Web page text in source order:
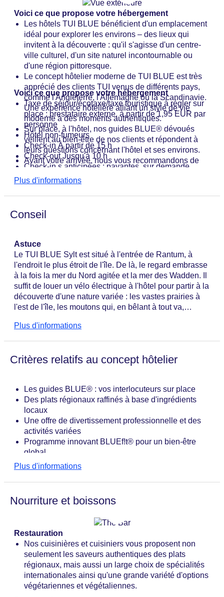
Voici ce que propose votre hébergement
Les hôtels TUI BLUE bénéficient d'un emplacement
idéal pour explorer les environs – des lieux qui
invitent à la découverte : qu'il s'agisse d'un centre-
ville culturel, d'un site naturel incontournable ou
d'une région pittoresque.
Le concept hôtelier moderne de TUI BLUE est très
apprécié des clients TUI venus de différents pays,
comme l'Angleterre, l'Allemagne ou la Scandinavie.
Une expérience hôtelière alliant un style de vie
moderne à des moments authentiques.
Sur place, à l'hôtel, nos guides BLUE® dévoués
veillent au bien-être de nos clients et répondent à
leurs questions concernant l'hôtel et ses environs.
Avant votre arrivée, nous vous recommandons de
et Android afin d’obtenir toutes les informations sur
réservation ou les demandes de service. Si vous
avec d’autres clients ou les guides BLUE®.
Voici ce que propose votre hébergement
Taxe de séjour/écotaxe/taxe touristique à régler sur
place : prestataire externe, à partir de 1,95 EUR par
personne
Hôtel non-fumeurs
Check-in À partir de 15 h
Check-out Jusqu'à 10 h
Check-in s anticipées : payantes, sur demande
Check-out s tardives : payantes, sur demande
Réception : ouverte 24 heures sur 24, langues :
allemand, anglais
Accueil des visiteurs : langues : allemand, anglais
Espaces verts, cour intérieure végétalisée, terrasse
ensoleillée
Piscines : 2
Piscine « Piscine intérieure du TUI BLUE Spa » :
janvier - décembre, accès gratuit, Indoor, eau douce,
couverte : janvier - décembre, chauffée : janvier -
décembre, dans l'espace bien-être, transats : accès
gratuit, chaises longues : accès gratuit
Piscine pour enfants « Piscine pour enfants au TUI
janvier - décembre, dans l'espace bien-être, transats
: gratuits, chaises longues : gratuites
Boutique de souvenirs, galerie marchande,
supérette
Internet : Wi-Fi, dans tout l'hôtel (complexe) : gratuit
Laverie : gratuite
Modes de paiement : TUI Card / VISA, MasterCard,
American Express, carte EC/Maestro
Animaux de compagnie : chiens admis : environ 22
obligatoires
Possibilités de stationnement : parking (selon
aucune demande ni réservation nécessaire
salles de réunion climatisées, lumière naturelle,
matériel de réunion : payant, Coffee Breaks: environ
7 EUR par personne
Nombre de bâtiments : 15, étages : 2, chambres :
159, maisons de vacances : 12, dépendances : 3,
appartements : 159
Catégorie nationale : pas de classement par étoiles
Plus d'informations
Conseil
Astuce
Le TUI BLUE Sylt est situé à l'entrée de Rantum, à
l'endroit le plus étroit de l'île. De là, le regard embrasse
à la fois la mer du Nord agitée et la mer des Wadden. Il
suffit de louer un vélo électrique à l'hôtel pour partir à la
découverte d'une nature variée : les vastes prairies à
l'est de l'île, les moutons qui, en bêlant à tout va,
romantique qui suit l'ancien tracé de la ligne de chemin
chaise longue de plage sur la terrasse et admirez le
Plus d'informations
Critères relatifs au concept hôtelier
Les guides BLUE® : vos interlocuteurs sur place
Des plats régionaux raffinés à base d'ingrédients
locaux
Une offre de divertissement professionnelle et des
activités variées
Programme innovant BLUEf!t® pour un bien-être
global
L'application BLUE® avec des fonctionnalités utiles
Plus d'informations
Nourriture et boissons
Restauration
Nos cuisinières et cuisiniers vous proposent non
seulement les saveurs authentiques des plats
régionaux, mais aussi un large choix de spécialités
internationales ainsi qu'une grande variété d'options
végétariennes et végétaliennes.